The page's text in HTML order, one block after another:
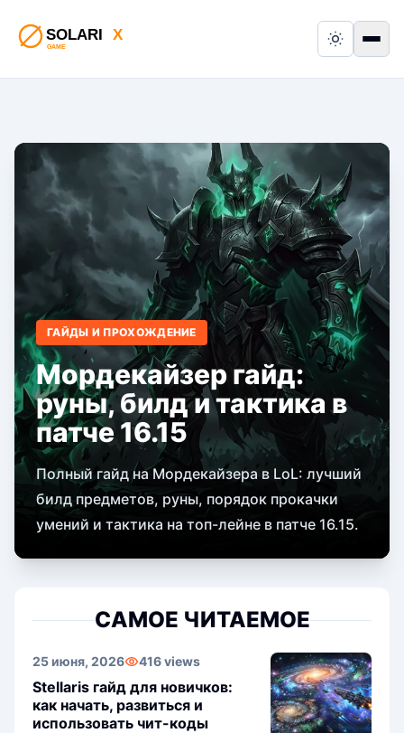
Switch to
ГАЙДЫ И ПРОХОЖДЕНИЕ
Мордекайзер гайд:
руны, билд и тактика в
патче 16.15
Полный гайд на Мордекайзера в LoL: лучший
билд предметов, руны, порядок прокачки
умений и тактика на топ-лейне в патче 16.15.
САМОЕ ЧИТАЕМОЕ
25 июня, 2026 416 views
Stellaris гайд для новичков:
как начать, развиться и
использовать чит-коды